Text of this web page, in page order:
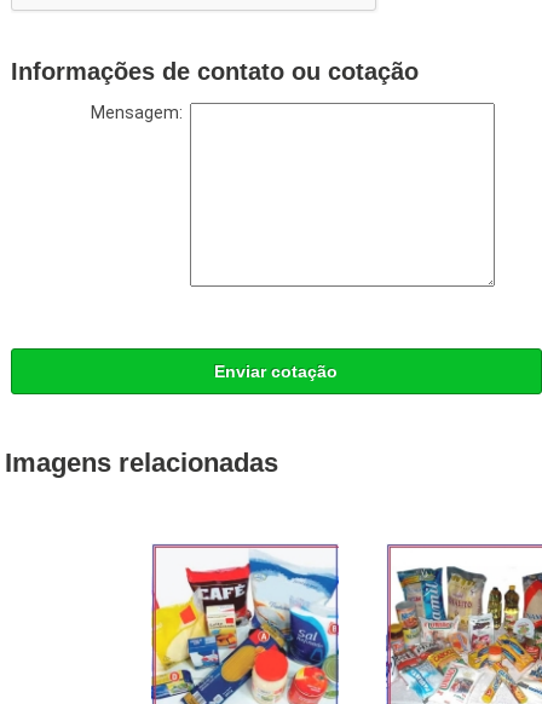
Informações de contato ou cotação
Mensagem:
Enviar cotação
Imagens relacionadas